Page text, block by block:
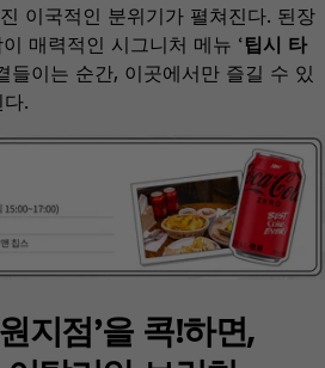
이국적인 분위기가 펼쳐진다. 된장
매력적인 시그니처 메뉴 ‘팁시 타
들이는 순간, 이곳에서만 즐길 수 있
.
지점’을 콕!하면,